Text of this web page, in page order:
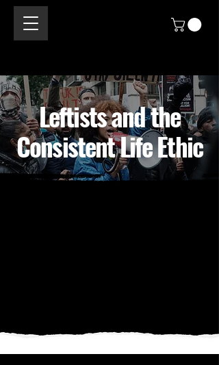
Leftists and the
Consistent Life Ethic